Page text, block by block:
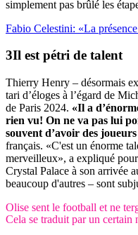
simplement pas brûlé les
Fabio Celestini: «La
Il est pétri de talent
Thierry Henry – désormais
tari d’éloges à l’égard de
de Paris 2024. «Il a
rien vu! On ne va pas lui
souvent d’avoir des
français. «C'est un énorme
merveilleux», a expliqué
Crystal Palace à son arrivée
beaucoup d'autres – sont
Olise sent le football et ne
Cela se traduit par un certain